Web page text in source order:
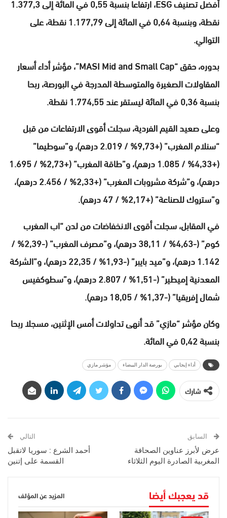
نقطة، وبنسبة 0,64 في المائة إلى 1.177,79 نقطة، على
التوالي.
بدوره، حقق “MASI Mid and Small Cap”، مؤشر أداء أسعار
المقاولات الصغيرة والمتوسطة المدرجة في البورصة، ربحا
بنسبة 0,36 في المائة ليستقر عند 1.774,55 نقطة.
وعلى صعيد القيم الفردية، سجلت أقوى الارتفاعات من قبل
“سنلام المغرب” (+9,73% / 2.019 درهم)، و”سوطيما”
(+4,33% / 1.085 درهم)، و”طاقة المغرب” (+2,73% / 1.695
درهم)، و”شركة مشروبات المغرب” (+2,33% / 2.456 درهم)،
و”ستروك للصناعة” (+2,17% / 47 درهم).
في المقابل، سجلت أقوى الانخفاضات من لدن “اب المغرب
كوم” (-4,63% / 38,11 درهم)، و”مصرف المغرب” (-2,39% /
1.142 درهم)، و”ميد بايبر” (-1,93% / 22,35 درهم)، و”الشركة
المعدنية إميطير” (-1,51% / 2.807 درهم)، و”سطوكفيس
شمال إفريقيا” (-1,37% / 18,05 درهم).
وكان مؤشر “مازي” قد أنهى تداولات أمس الإثنين، مسجلا ربحا
بنسبة 0,42 في المائة.
أداء إيجابي بورصة الدار البيضاء مؤشر مازي
شارك
السابق
عرض لأبرز عناوين الصحافة
المغربية الصادرة اليوم الثلاثاء
التالي
أحمد الشرع : سوريا لاتقبل
القسمة على إتنين
قد يعجبك أيضا المزيد عن المؤلف